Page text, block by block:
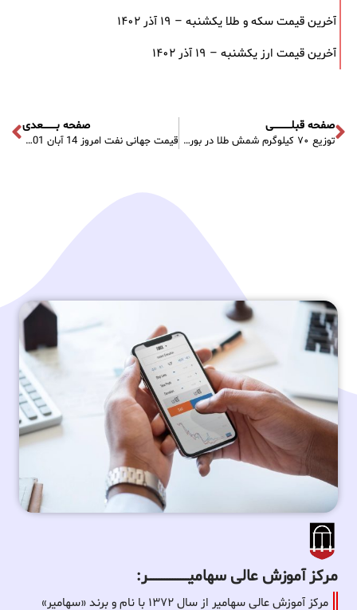
آخرین قیمت سکه و طلا یکشنبه – ۱۹ آذر ۱۴۰۲
آخرین قیمت ارز یکشنبه – ۱۹ آذر ۱۴۰۲
صفحه قبلـــــــــــی
توزیع ۷۰ کیلوگرم شمش طلا در بورس
صفحه بــــــــعدی
قیمت جهانی نفت امروز 14 آبان 1401
مرکز آموزش عالی سهامیـــــــــــــــــــــــــر:
مرکز آموزش عالی سهامیر از سال ۱۳۷۲ با نام و برند «سهامیر»